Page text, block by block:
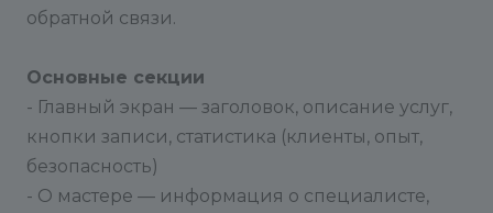
обратной связи.
Основные секции
- Главный экран — заголовок, описание услуг,
кнопки записи, статистика (клиенты, опыт,
безопасность)
- О мастере — информация о специалисте,